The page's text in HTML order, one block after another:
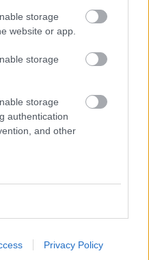
storage
website or app.
storage
storage
authentication
and other
Privacy Policy
elfogadom azadatvédelmi